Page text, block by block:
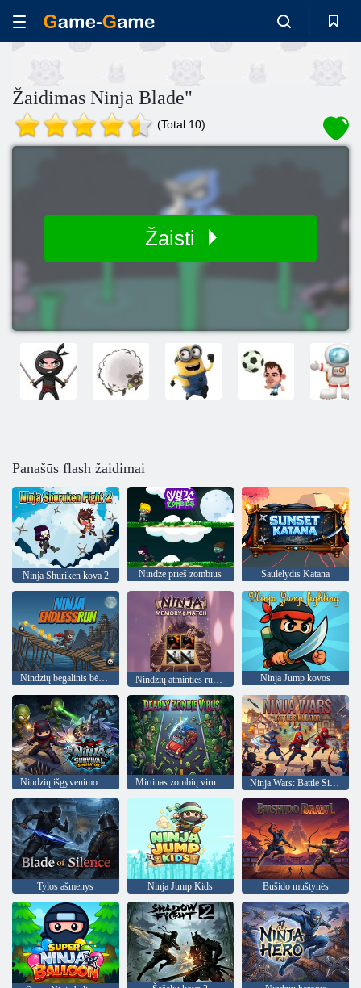
Žaidimas Ninja Blade"
(Total 10)
Žaisti
Panašūs flash žaidimai
Ninja Shuriken kova 2 Nindzė prieš zombius Saulėlydis Katana
Nindzių begalinis bėgimas Ninja Jump kovos
Nindzių išgyvenimo simuliatorius Mirtinas zombių virusas Ninja Wars: Battle Simulator
Tylos ašmenys Ninja Jump Kids Bušido muštynės